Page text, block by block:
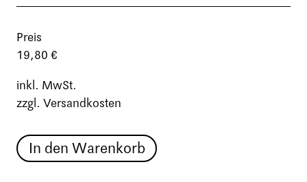
Preis
19,80 €
inkl. MwSt.
zzgl. Versandkosten
In den Warenkorb